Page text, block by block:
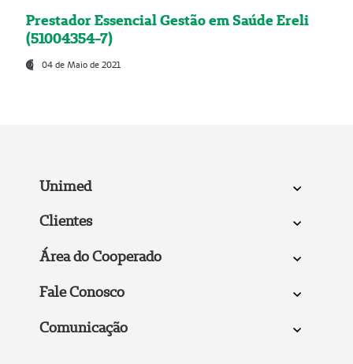
Prestador Essencial Gestão em Saúde Ereli
(51004354-7)
04 de Maio de 2021
Unimed
Clientes
Área do Cooperado
Fale Conosco
Comunicação